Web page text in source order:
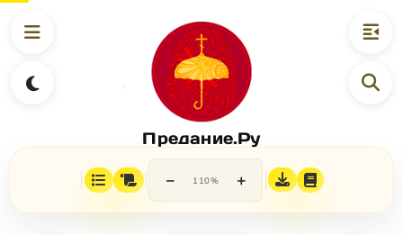
Предание.Ру
− 110% +